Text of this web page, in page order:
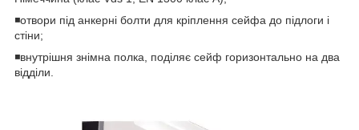
◾отвори під анкерні болти для кріплення сейфа до підлоги і
стіни;
◾внутрішня знімна полка, поділяє сейф горизонтально на два
відділи.